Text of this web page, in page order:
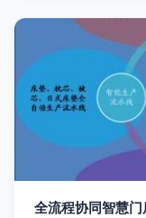
全流程协同智慧